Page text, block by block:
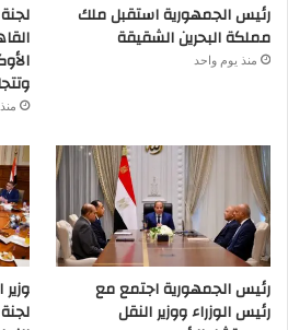
رئيس الجمهورية استقبل ملك
مملكة البحرين الشقيقة
منذ يوم واحد
رئيس الجمهورية اجتمع مع
رئيس الوزراء ووزير النقل